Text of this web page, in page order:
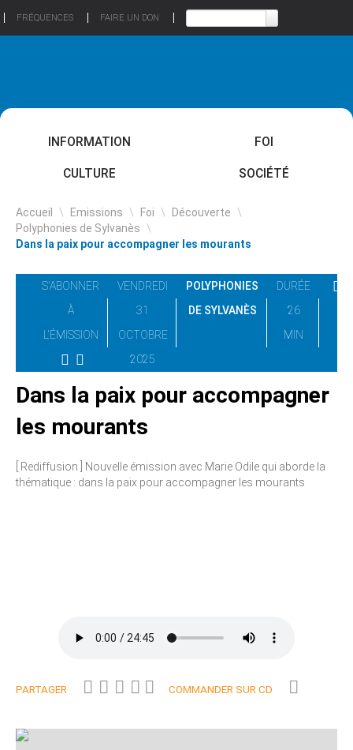
FRÉQUENCES FAIRE UN DON
INFORMATION FOI
CULTURE SOCIÉTÉ
Accueil \ Emissions \ Foi \ Découverte \
Polyphonies de Sylvanès \
Dans la paix pour accompagner les mourants
S'ABONNER
À
L'ÉMISSION
VENDREDI
31
OCTOBRE
2025
POLYPHONIES
DE SYLVANÈS
DURÉE
26
MIN
Dans la paix pour accompagner
les mourants
[ Rediffusion ] Nouvelle émission avec Marie Odile qui aborde la
thématique : dans la paix pour accompagner les mourants
PARTAGER COMMANDER SUR CD